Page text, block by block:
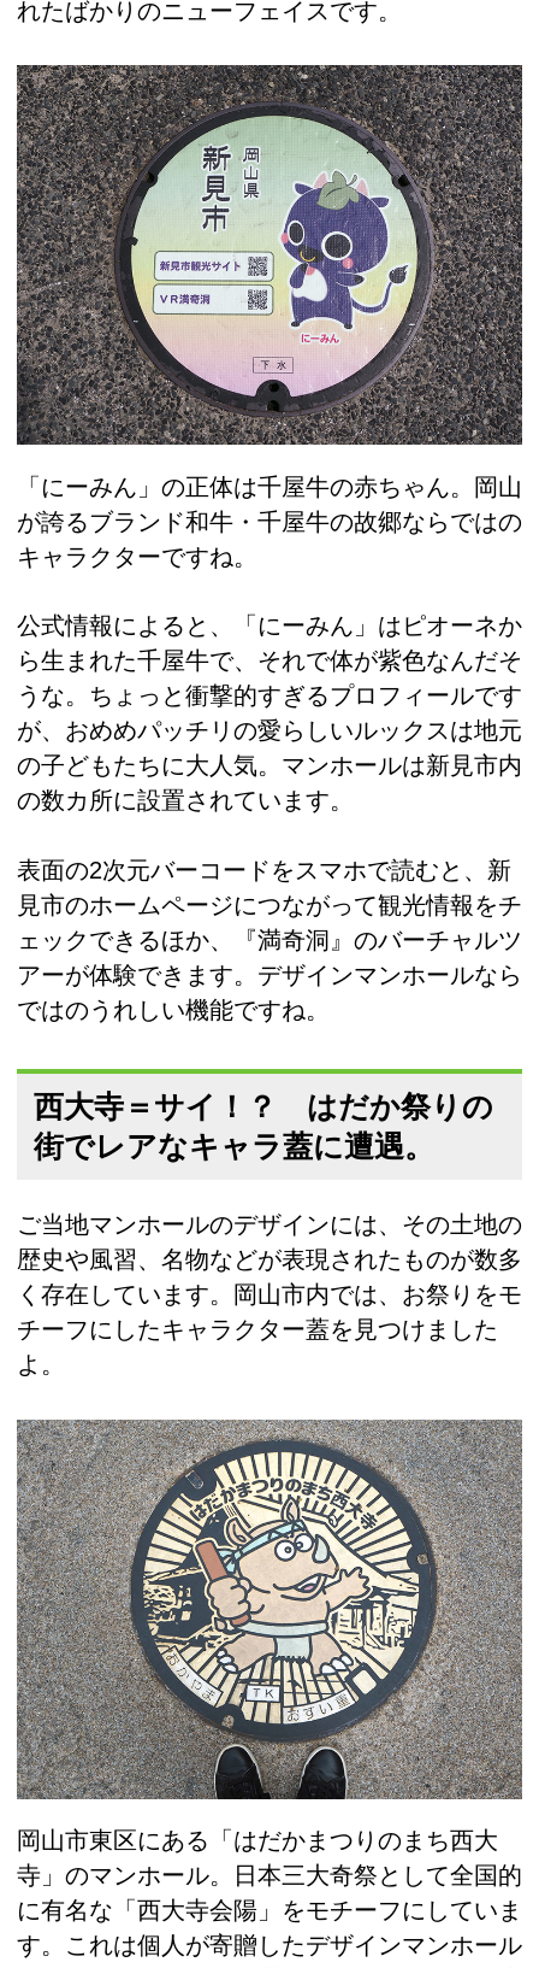
れたばかりのニューフェイスです。
「にーみん」の正体は千屋牛の赤ちゃん。岡山
が誇るブランド和牛・千屋牛の故郷ならではの
キャラクターですね。
公式情報によると、「にーみん」はピオーネか
ら生まれた千屋牛で、それで体が紫色なんだそ
うな。ちょっと衝撃的すぎるプロフィールです
が、おめめパッチリの愛らしいルックスは地元
の子どもたちに大人気。マンホールは新見市内
の数カ所に設置されています。
表面の2次元バーコードをスマホで読むと、新
見市のホームページにつながって観光情報をチ
ェックできるほか、『満奇洞』のバーチャルツ
アーが体験できます。デザインマンホールなら
ではのうれしい機能ですね。
西大寺＝サイ！？ はだか祭りの
街でレアなキャラ蓋に遭遇。
ご当地マンホールのデザインには、その土地の
歴史や風習、名物などが表現されたものが数多
く存在しています。岡山市内では、お祭りをモ
チーフにしたキャラクター蓋を見つけました
よ。
岡山市東区にある「はだかまつりのまち西大
寺」のマンホール。日本三大奇祭として全国的
に有名な「西大寺会陽」をモチーフにしていま
す。これは個人が寄贈したデザインマンホール